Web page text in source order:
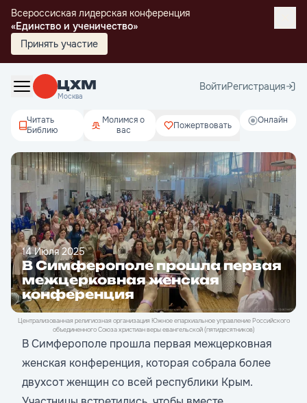
Всероссиская лидерская конференция
«Единство и ученичество»
Принять участие
Москва
ВойтиРегистрация
Онлайн
Читать
Библию
Молимся о
вас
Пожертвовать
14 Июля 2025
В Симферополе прошла первая
межцерковная женская
конференция
Централизованная религиозная организация Южное епархиальное управление Российского
объединенного Союза христиан веры евангельской (пятидесятников)
В Симферополе прошла первая межцерковная
женская конференция, которая собрала более
двухсот женщин со всей республики Крым.